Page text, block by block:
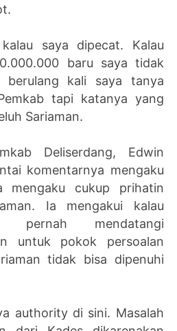
saya dipecat. Kalau
baru saya tidak
berulang kali saya tanya
tapi katanya yang
Sariaman.
Deliserdang, Edwin
komentarnya mengaku
mengaku cukup prihatin
Ia mengakui kalau
pernah mendatangi
untuk pokok persoalan
tidak bisa dipenuhi
authority di sini. Masalah